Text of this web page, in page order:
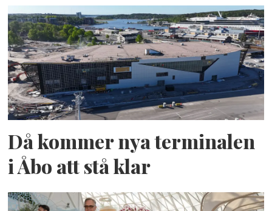
Då kommer nya terminalen
i Åbo att stå klar